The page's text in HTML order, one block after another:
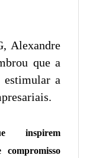
Alexandre
que a
estimular a
inspirem
compromisso